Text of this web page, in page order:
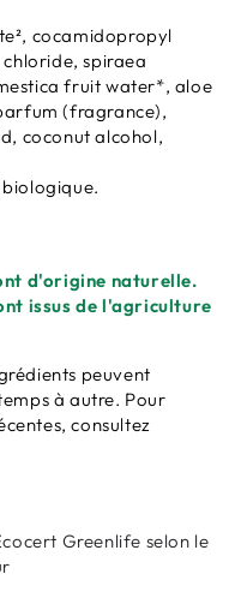
cocamidopropyl
spiraea
fruit water*, aloe
(fragrance),
coconut alcohol,
d'origine naturelle.
issus de l'agriculture
peuvent
à autre. Pour
consultez
Greenlife selon le